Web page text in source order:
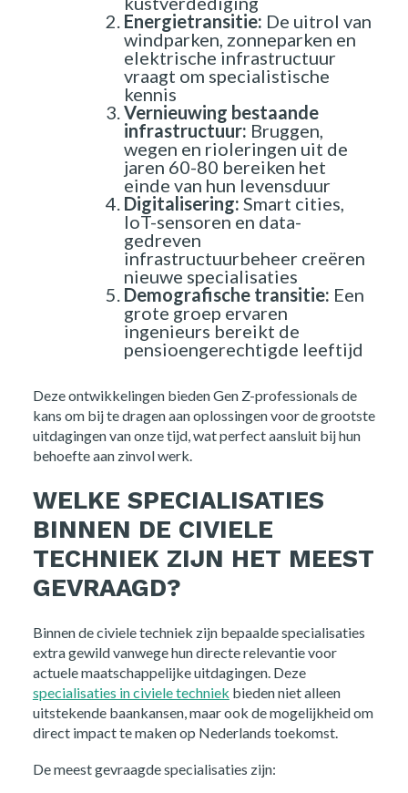
Energietransitie: De uitrol van
windparken, zonneparken en
elektrische infrastructuur
vraagt om specialistische
kennis
Vernieuwing bestaande
infrastructuur: Bruggen,
wegen en rioleringen uit de
jaren 60-80 bereiken het
einde van hun levensduur
Digitalisering: Smart cities,
IoT-sensoren en data-
gedreven
infrastructuurbeheer creëren
nieuwe specialisaties
Demografische transitie: Een
grote groep ervaren
ingenieurs bereikt de
pensioengerechtigde leeftijd
Deze ontwikkelingen bieden Gen Z-professionals de
kans om bij te dragen aan oplossingen voor de grootste
uitdagingen van onze tijd, wat perfect aansluit bij hun
behoefte aan zinvol werk.
WELKE SPECIALISATIES
BINNEN DE CIVIELE
TECHNIEK ZIJN HET MEEST
GEVRAAGD?
Binnen de civiele techniek zijn bepaalde specialisaties
extra gewild vanwege hun directe relevantie voor
actuele maatschappelijke uitdagingen. Deze
specialisaties in civiele techniek bieden niet alleen
uitstekende baankansen, maar ook de mogelijkheid om
direct impact te maken op Nederlands toekomst.
De meest gevraagde specialisaties zijn: